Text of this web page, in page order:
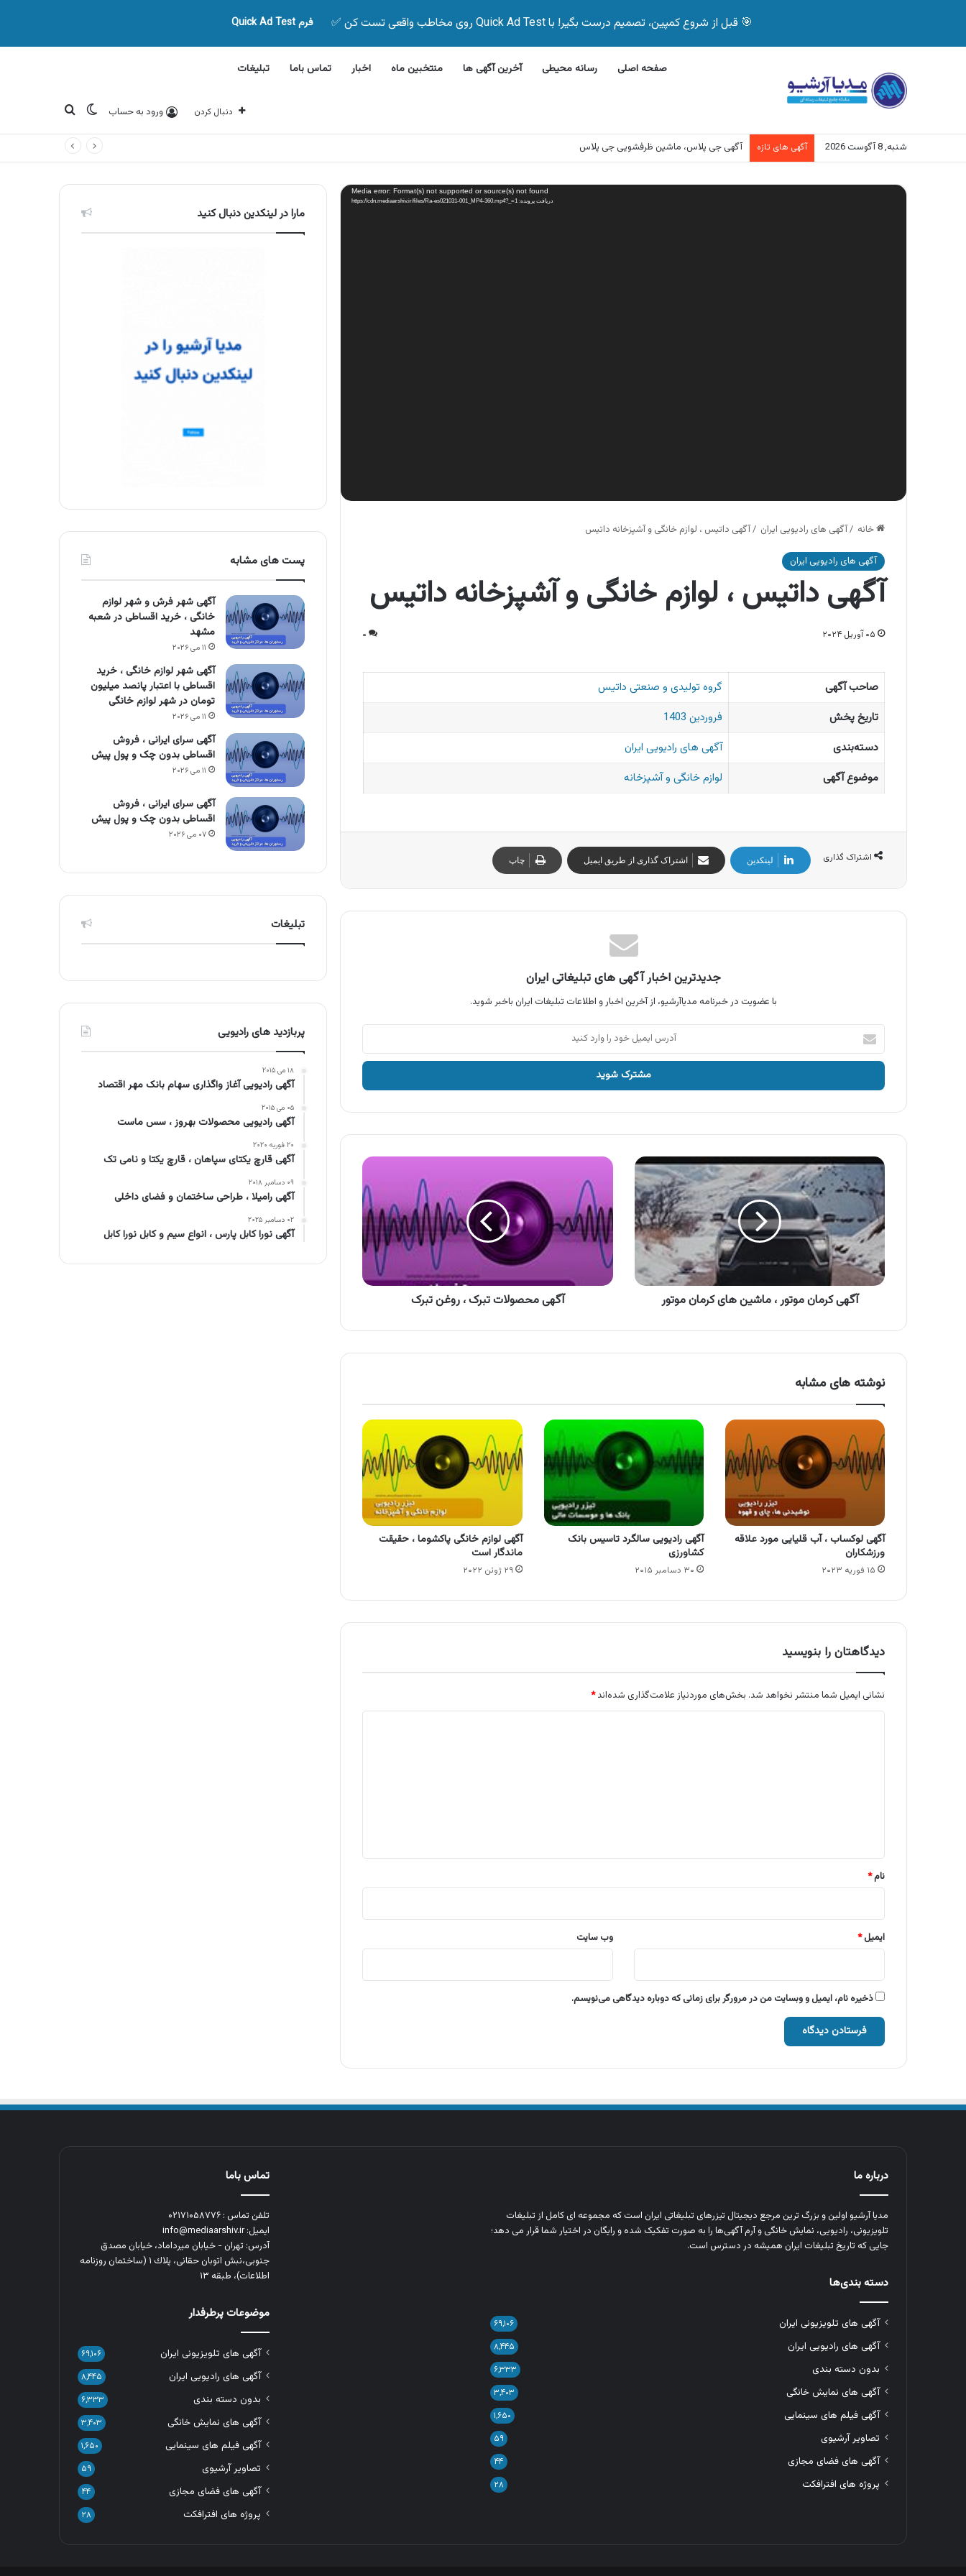
🎯 قبل از شروع کمپین، تصمیم درست بگیر! با Quick Ad Test روی مخاطب واقعی تست کن ✅ فرم Quick Ad Test
صفحه اصلی رسانه محیطی آخرین آگهی ها منتخبین ماه اخبار تماس باما تبلیغات
دنبال کردن ورود به حساب تغییر پوسته
جستجو برای
شنبه, 8 آگوست 2026 آگهی های تازه آگهی جی پلاس، ماشین ظرفشویی جی پلاس
نمایشگر
ویدیو Media error: Format(s) not supported or source(s) not found
دریافت پرونده: https://cdn.mediaarshiv.ir/files/Ra-es021031-001_MP4-360.mp4?_=1
خانه /آگهی های رادیویی ایران /آگهی داتیس ، لوازم خانگی و آشپزخانه داتیس
آگهی های رادیویی ایران
آگهی داتیس ، لوازم خانگی و آشپزخانه داتیس
۰۵ آوریل ۲۰۲۴ ۰
صاحب آگهی
گروه تولیدی و صنعتی داتیس
تاریخ پخش
فروردین 1403
دسته‌بندی
آگهی های رادیویی ایران
موضوع آگهی
لوازم خانگی و آشپزخانه
اشتراک گذاری لینکدین اشتراک گذاری از طریق ایمیل چاپ
جدیدترین اخبار آگهی های تبلیغاتی ایران
با عضویت در خبرنامه مدیاآرشیو، از آخرین اخبار و اطلاعات تبلیغات ایران باخبر شوید.
آدرس
ایمیل
خود
وارد
آگهی
کرمان
موتور
،
ماشین
های
کرمان
موتور
آگهی کرمان موتور ، ماشین های کرمان موتور
آگهی
محصولات
تبرک
،
روغن
تبرک
آگهی محصولات تبرک ، روغن تبرک
نوشته های مشابه
آگهی لوکساب ، آب قلیایی مورد علاقه
ورزشکاران
۱۵ فوریه ۲۰۲۳
آگهی رادیویی سالگرد تاسیس بانک
کشاورزی
۳۰ دسامبر ۲۰۱۵
آگهی لوازم خانگی پاکشوما ، حقیقت
ماندگار است
۲۹ ژوئن ۲۰۲۲
دیدگاهتان را بنویسید
نشانی ایمیل شما منتشر نخواهد شد. بخش‌های موردنیاز علامت‌گذاری شده‌اند*
نام*
ایمیل* وب‌ سایت
ذخیره نام، ایمیل و وبسایت من در مرورگر برای زمانی که دوباره دیدگاهی می‌نویسم.
مارا در لینکدین دنبال کنید
پست های مشابه
آگهی شهر فرش و شهر لوازم
خانگی ، خرید اقساطی در شعبه
مشهد
۱۱ می ۲۰۲۶
آگهی شهر لوازم خانگی ، خرید
اقساطی با اعتبار پانصد میلیون
تومان در شهر لوازم خانگی
۱۱ می ۲۰۲۶
آگهی سرای ایرانی ، فروش
اقساطی بدون چک و پول پیش
۱۱ می ۲۰۲۶
آگهی سرای ایرانی ، فروش
اقساطی بدون چک و پول پیش
۰۷ می ۲۰۲۶
تبلیغات
پربازدید های رادیویی
۱۸ می ۲۰۱۵
آگهی رادیویی آغاز واگذاری سهام بانک مهر اقتصاد
۰۵ می ۲۰۱۵
آگهی رادیویی محصولات بهروز ، سس ماست
۲۰ فوریه ۲۰۲۰
آگهی قارچ یکتای سپاهان ، قارچ یکتا و نامی تک
۰۹ دسامبر ۲۰۱۸
آگهی رامیلا ، طراحی ساختمان و فضای داخلی
۰۲ دسامبر ۲۰۲۵
آگهی نورا کابل پارس ، انواع سیم و کابل نورا کابل
درباره ما
مدیا آرشیو اولین و بزرگ‌ ترین مرجع دیجیتال تیزرهای تبلیغاتی ایران است که مجموعه‌ ای کامل از تبلیغات
تلویزیونی، رادیویی، نمایش خانگی و آرم‌ آگهی‌ها را به‌ صورت تفکیک‌ شده و رایگان در اختیار شما قرار می‌ دهد؛
جایی که تاریخ تبلیغات ایران همیشه در دسترس است.
دسته بندی‌ها
آگهی های تلویزیونی ایران ۶۹,۱۰۶
آگهی های رادیویی ایران ۸,۴۴۵
بدون دسته بندی ۶,۳۳۳
آگهی های نمایش خانگی ۳,۴۰۳
آگهی فیلم های سینمایی ۱,۶۵۰
تصاویر آرشیوی ۵۹
آگهی های فضای مجازی ۴۴
پروژه های افترافکت ۲۸
تماس باما
تلفن تماس : ۰۲۱۷۱۰۵۸۷۷۶
ایمیل: info@mediaarshiv.ir
آدرس: تهران - خیابان میرداماد، خیابان مصدق
جنوبی،نبش اتوبان حقانی، پلاك ١ (ساختمان روزنامه
اطلاعات)، طبقه ۱۳
موضوعات پرطرفدار
آگهی های تلویزیونی ایران ۶۹,۱۰۶
آگهی های رادیویی ایران ۸,۴۴۵
بدون دسته بندی ۶,۳۳۳
آگهی های نمایش خانگی ۳,۴۰۳
آگهی فیلم های سینمایی ۱,۶۵۰
تصاویر آرشیوی ۵۹
آگهی های فضای مجازی ۴۴
پروژه های افترافکت ۲۸